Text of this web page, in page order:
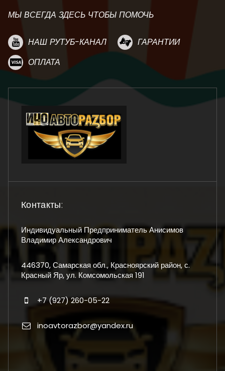
МЫ ВСЕГДА ЗДЕСЬ ЧТОБЫ ПОМОЧЬ
НАШ РУТУБ-КАНАЛ
ГАРАНТИИ
ОПЛАТА
Контакты:
Индивидуальный Предприниматель Анисимов
Владимир Александрович
446370, Самарская обл., Красноярский район, с.
Красный Яр, ул. Комсомольская 191
+7 (927) 260-05-22
inoavtorazbor@yandex.ru